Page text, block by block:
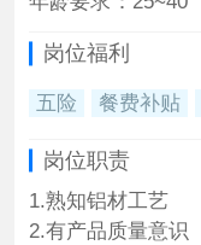
岗位福利
五险 餐费补贴
岗位职责
1.熟知铝材工艺
2.有产品质量意识